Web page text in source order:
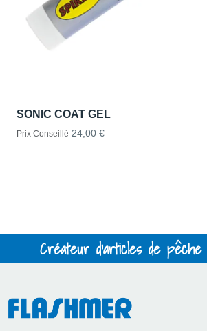
SONIC COAT GEL
Prix Conseillé 24,00 €
Créateur d'articles de pêche